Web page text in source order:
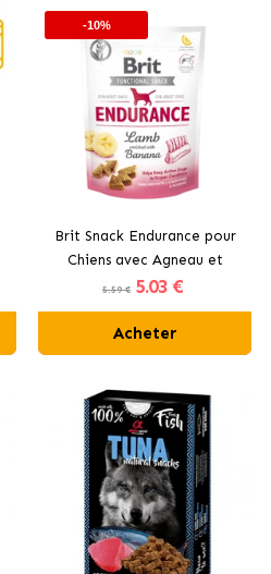
-10%
Brit Snack Endurance pour
Chiens avec Agneau et
Banane
5.59 € 5.03 €
Acheter